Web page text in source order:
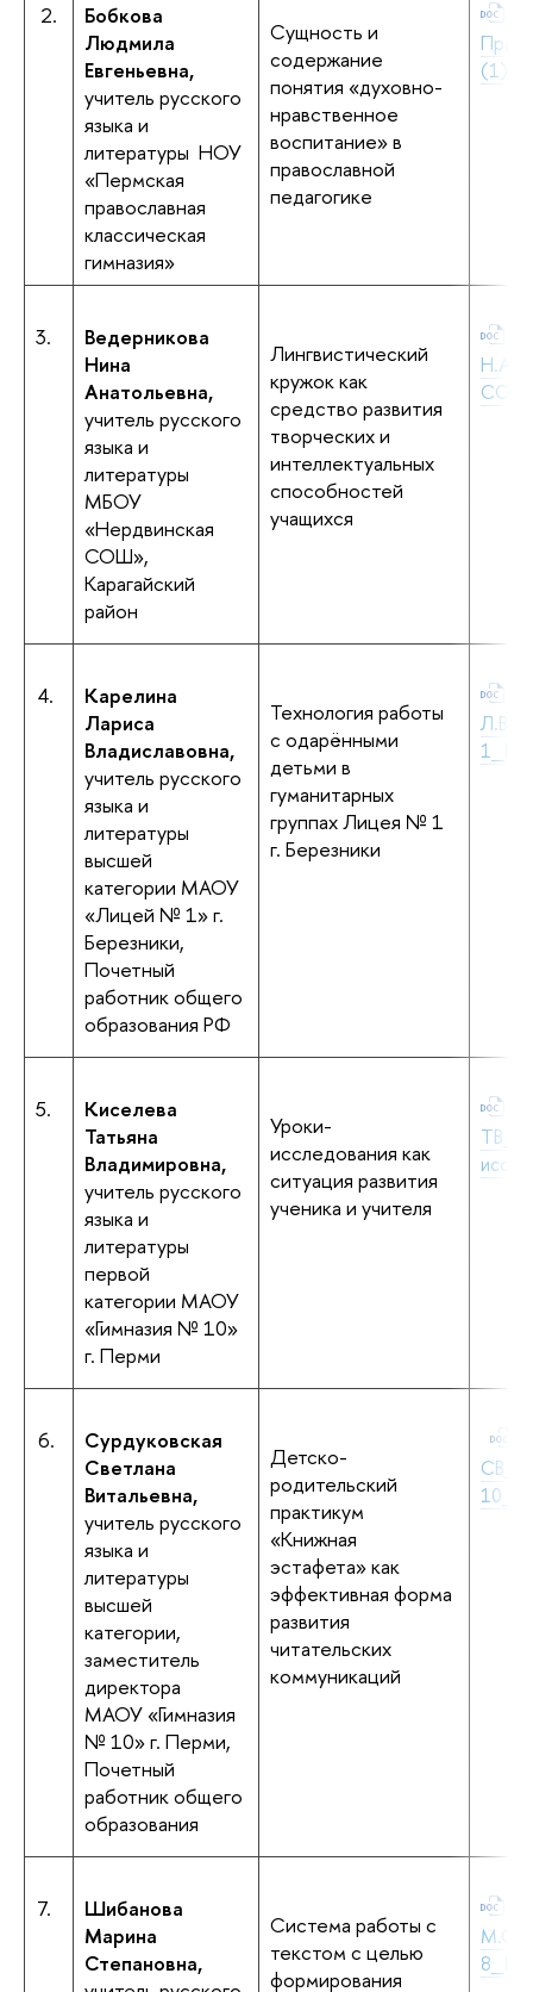
2.
Бобкова
Людмила
Евгеньевна,
учитель русского
языка и
литературы НОУ
«Пермская
православная
классическая
гимназия»
Сущность и
содержание
понятия «духовно-
нравственное
воспитание» в
православной
педагогике
3.
Ведерникова
Нина
Анатольевна,
учитель русского
языка и
литературы
МБОУ
«Нердвинская
СОШ»,
Карагайский
район
Лингвистический
кружок как
средство развития
творческих и
интеллектуальных
способностей
учащихся
4.
Карелина
Лариса
Владиславовна,
учитель русского
языка и
литературы
высшей
категории МАОУ
«Лицей № 1» г.
Березники,
Почетный
работник общего
образования РФ
Технология работы
с одарёнными
детьми в
гуманитарных
группах Лицея № 1
г. Березники
5.
Киселева
Татьяна
Владимировна,
учитель русского
языка и
литературы
первой
категории МАОУ
«Гимназия № 10»
г. Перми
Уроки-
исследования как
ситуация развития
ученика и учителя
6.
Сурдуковская
Светлана
Витальевна,
учитель русского
языка и
литературы
высшей
категории,
заместитель
директора
МАОУ «Гимназия
№ 10» г. Перми,
Почетный
работник общего
образования
Детско-
родительский
практикум
«Книжная
эстафета» как
эффективная форма
развития
читательских
коммуникаций
7.
Шибанова
Марина
Степановна,
Система работы с
текстом с целью
формирования